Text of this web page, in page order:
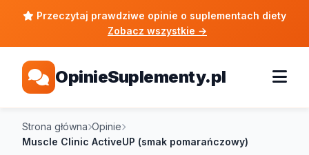
Przeczytaj prawdziwe opinie o suplementach diety
Zobacz wszystkie →
OpinieSuplementy.pl
Strona główna Opinie
Muscle Clinic ActiveUP (smak pomarańczowy)